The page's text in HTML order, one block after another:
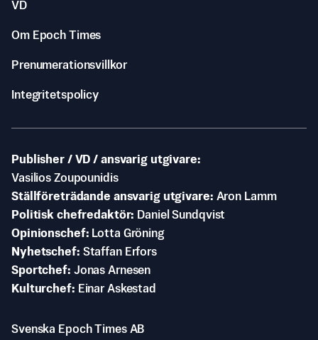
VD
Om Epoch Times
Prenumerationsvillkor
Integritetspolicy
Publisher / VD / ansvarig utgivare
Vasilios Zoupounidis
Ställföreträdande ansvarig utgivare Aron Lamm
Politisk chefredaktör
Daniel Sundqvist
Opinionschef
Lotta Gröning
Nyhetschef Staffan Erfors
Sportchef Jonas Arnesen
Kulturchef
Einar Askestad
Svenska Epoch Times AB